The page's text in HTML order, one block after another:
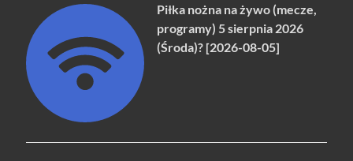
Piłka nożna na żywo (mecze,
programy) 5 sierpnia 2026
(Środa)? [2026-08-05]